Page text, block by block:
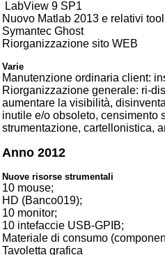
LabView 9 SP1
Nuovo Matlab 2013 e relativi
Symantec Ghost
Riorganizzazione sito WEB
Varie
Manutenzione ordinaria client:
Riorganizzazione generale: ri-
aumentare la visibilità,
inutile e/o obsoleto, censimento
strumentazione, cartellonistica,
Anno 2012
Nuove risorse strumentali
10 mouse;
HD (Banco019);
10 monitor;
10 intefaccie USB-GPIB;
Materiale di consumo
Tavoletta grafica